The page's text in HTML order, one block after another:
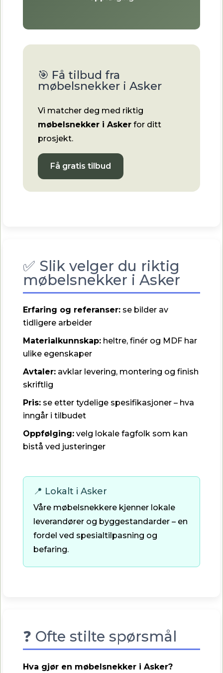
🎯 Få tilbud fra
møbelsnekker i Asker
Vi matcher deg med riktig
møbelsnekker i Asker for ditt
prosjekt.
Få gratis tilbud
✅ Slik velger du riktig
møbelsnekker i Asker
Erfaring og referanser: se bilder av
tidligere arbeider
Materialkunnskap: heltre, finér og MDF har
ulike egenskaper
Avtaler: avklar levering, montering og finish
skriftlig
Pris: se etter tydelige spesifikasjoner – hva
inngår i tilbudet
Oppfølging: velg lokale fagfolk som kan
bistå ved justeringer
📍 Lokalt i Asker
Våre møbelsnekkere kjenner lokale
leverandører og byggestandarder – en
fordel ved spesialtilpasning og
befaring.
❓ Ofte stilte spørsmål
Hva gjør en møbelsnekker i Asker?